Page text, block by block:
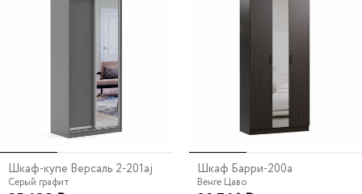
Шкаф-купе Версаль 2-201aj
Серый графит
Шкаф Барри-200a
Венге Цаво